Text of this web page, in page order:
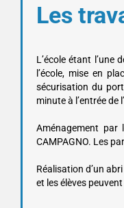
Les
L’école étant l’une
l’école, mise en
sécurisation du
minute à l’entrée de
Aménagement par
CAMPAGNO. Les
Réalisation d’un
et les élèves